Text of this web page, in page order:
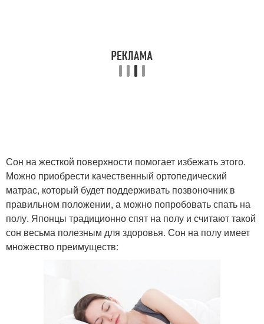
Сон на жесткой поверхности помогает избежать этого.
Можно приобрести качественный ортопедический
матрас, который будет поддерживать позвоночник в
правильном положении, а можно попробовать спать на
полу. Японцы традиционно спят на полу и считают такой
сон весьма полезным для здоровья. Сон на полу имеет
множество преимуществ: